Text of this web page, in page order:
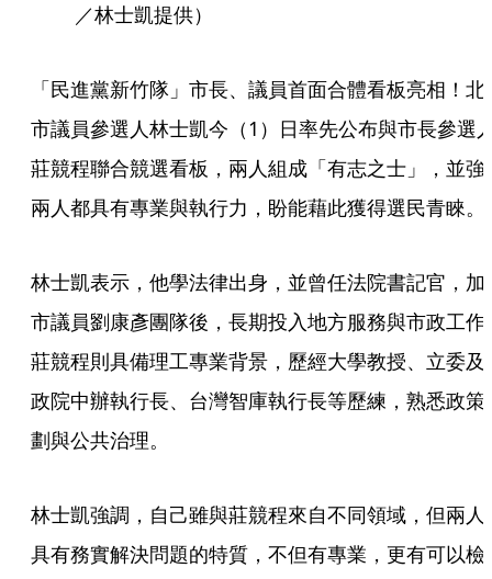
／林士凱提供）
「民進黨新竹隊」市長、議員首面合體看板亮相！北
市議員參選人林士凱今（1）日率先公布與市長參選
莊競程聯合競選看板，兩人組成「有志之士」，並強
兩人都具有專業與執行力，盼能藉此獲得選民青睞。
林士凱表示，他學法律出身，並曾任法院書記官，加
市議員劉康彥團隊後，長期投入地方服務與市政工作
莊競程則具備理工專業背景，歷經大學教授、立委及
政院中辦執行長、台灣智庫執行長等歷練，熟悉政策
劃與公共治理。
林士凱強調，自己雖與莊競程來自不同領域，但兩人
具有務實解決問題的特質，不但有專業，更有可以檢